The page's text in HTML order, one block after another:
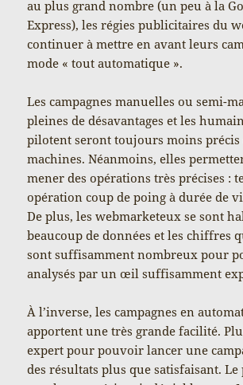
au plus grand nombre (un peu à la
Express), les régies publicitaires du
continuer à mettre en avant leurs
mode « tout automatique ».
Les campagnes manuelles ou semi-
pleines de désavantages et les
pilotent seront toujours moins précis
machines. Néanmoins, elles
mener des opérations très précises :
opération coup de poing à durée de
De plus, les webmarketeux se sont
beaucoup de données et les chiffres
sont suffisamment nombreux pour
analysés par un œil suffisamment
À l’inverse, les campagnes en
apportent une très grande facilité.
expert pour pouvoir lancer une
des résultats plus que satisfaisant.